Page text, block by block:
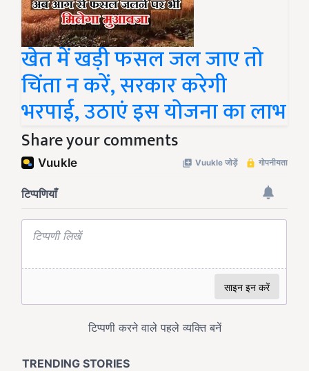
खेत में खड़ी फसल जल जाए तो
चिंता न करें, सरकार करेगी
भरपाई, उठाएं इस योजना का लाभ
Share your comments